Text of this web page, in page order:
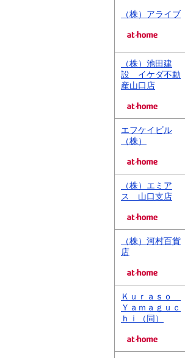
（株）アライブ
（株）池田建
設 イケダ不動
産山口店
エフケイビル
（株）
（株）エミア
ス 山口支店
（株）河村百貨
店
Ｋｕｒａｓｏ
Ｙａｍａｇｕｃ
ｈｉ（同）